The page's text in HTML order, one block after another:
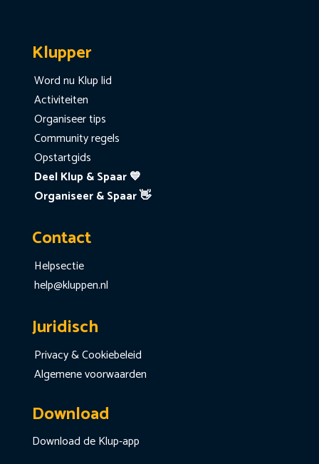
Klupper
Word nu Klup lid
Activiteiten
Organiseer tips
Community regels
Opstartgids
Deel Klup & Spaar 💙
Organiseer & Spaar 👋
Contact
Helpsectie
help@kluppen.nl
Juridisch
Privacy & Cookiebeleid
Algemene voorwaarden
Download
Download de Klup-app